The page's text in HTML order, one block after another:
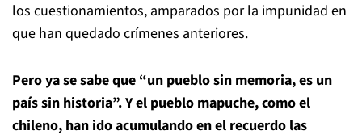
los cuestionamientos, amparados por la impunidad en
que han quedado crímenes anteriores.
Pero ya se sabe que “un pueblo sin memoria, es un
país sin historia”. Y el pueblo mapuche, como el
chileno, han ido acumulando en el recuerdo las